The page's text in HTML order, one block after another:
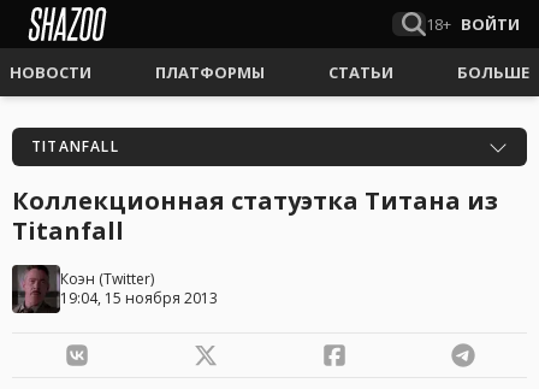
18+ ВОЙТИ
НОВОСТИ ПЛАТФОРМЫ СТАТЬИ БОЛЬШЕ
TITANFALL
Коллекционная статуэтка Титана из
Titanfall
Коэн (Twitter)
19:04, 15 ноября 2013